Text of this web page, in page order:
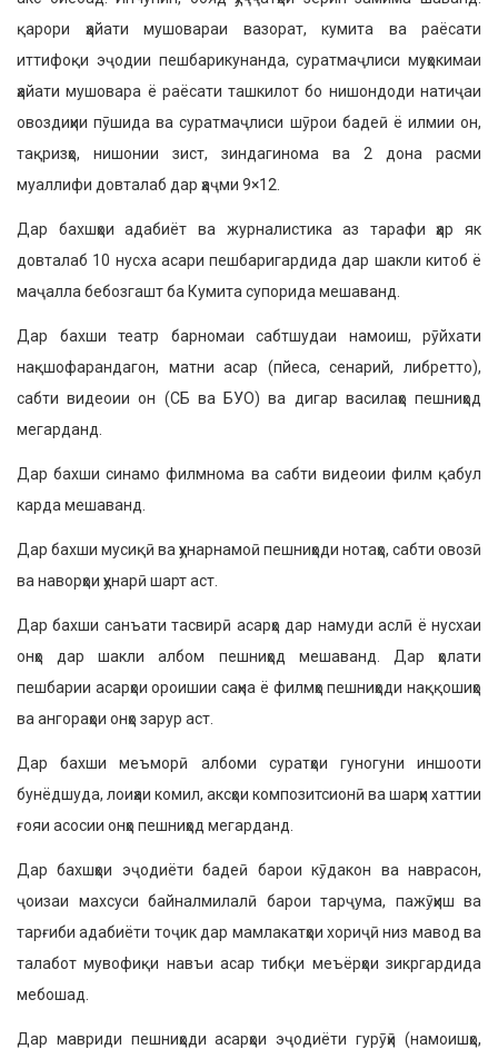
қарори ҳайати мушовараи вазорат, кумита ва раёсати
иттифоқи эҷодии пешбарикунанда, суратмаҷлиси муҳокимаи
ҳайати мушовара ё раёсати ташкилот бо нишондоди натиҷаи
овоздиҳии пӯшида ва суратмаҷлиси шӯрои бадеӣ ё илмии он,
тақризҳо, нишонии зист, зиндагинома ва 2 дона расми
муаллифи довталаб дар ҳаҷми 9×12.
Дар бахшҳои адабиёт ва журналистика аз тарафи ҳар як
довталаб 10 нусха асари пешбаригардида дар шакли китоб ё
маҷалла бебозгашт ба Кумита супорида мешаванд.
Дар бахши театр барномаи сабтшудаи намоиш, рӯйхати
нақшофарандагон, матни асар (пйеса, сенарий, либретто),
сабти видеоии он (СБ ва БУО) ва дигар василаҳо пешниҳод
мегарданд.
Дар бахши синамо филмнома ва сабти видеоии филм қабул
карда мешаванд.
Дар бахши мусиқӣ ва ҳунарнамоӣ пешниҳоди нотаҳо, сабти овозӣ
ва наворҳои ҳунарӣ шарт аст.
Дар бахши санъати тасвирӣ асарҳо дар намуди аслӣ ё нусхаи
онҳо дар шакли албом пешниҳод мешаванд. Дар ҳолати
пешбарии асарҳои ороишии саҳна ё филмҳо пешниҳоди наққошиҳо
ва ангораҳои онҳо зарур аст.
Дар бахши меъморӣ албоми суратҳои гуногуни иншооти
бунёдшуда, лоиҳаи комил, аксҳои композитсионӣ ва шарҳи хаттии
ғояи асосии онҳо пешниҳод мегарданд.
Дар бахшҳои эҷодиёти бадеӣ барои кӯдакон ва наврасон,
ҷоизаи махсуси байналмилалӣ барои тарҷума, пажӯҳиш ва
тарғиби адабиёти тоҷик дар мамлакатҳои хориҷӣ низ мавод ва
талабот мувофиқи навъи асар тибқи меъёрҳои зикргардида
мебошад.
Дар мавриди пешниҳоди асарҳои эҷодиёти гурӯҳӣ (намоишҳо,